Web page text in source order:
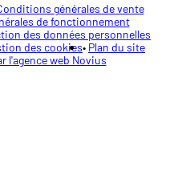
générales de vente
de fonctionnement
des données personnelles
des cookies Plan du site
l'agence web Novius